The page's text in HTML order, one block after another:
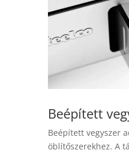
Beépített
Beépített vegyszer
öblítőszerekhez. A